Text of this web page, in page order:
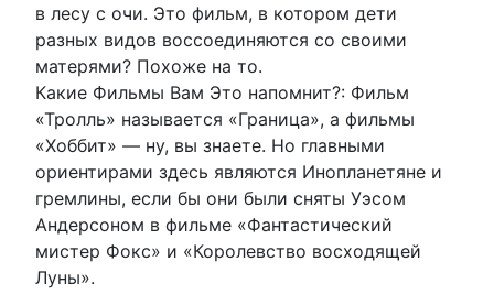
в лесу с очи. Это фильм, в котором дети
разных видов воссоединяются со своими
матерями? Похоже на то.
Какие Фильмы Вам Это напомнит?: Фильм
«Тролль» называется «Граница», а фильмы
«Хоббит» — ну, вы знаете. Но главными
ориентирами здесь являются Инопланетяне и
гремлины, если бы они были сняты Уэсом
Андерсоном в фильме «Фантастический
мистер Фокс» и «Королевство восходящей
Луны».